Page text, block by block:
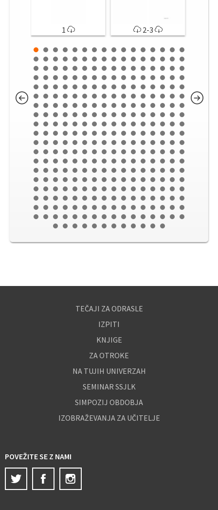
1 2-3
TEČAJI ZA ODRASLE
IZPITI
KNJIGE
ZA OTROKE
NA TUJIH UNIVERZAH
SEMINAR SSJLK
SIMPOZIJ OBDOBJA
IZOBRAŽEVANJA ZA UČITELJE
POVEŽITE SE Z NAMI
Twitter
Facebook